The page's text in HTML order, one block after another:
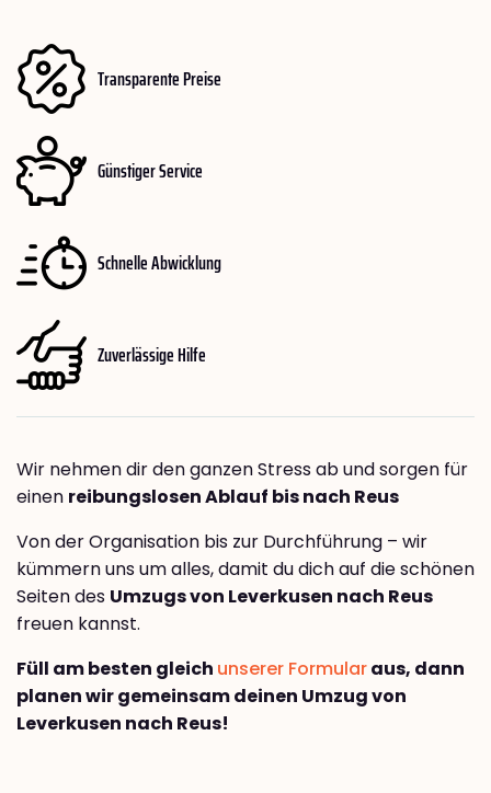
Transparente Preise
Günstiger Service
Schnelle Abwicklung
Zuverlässige Hilfe
Wir nehmen dir den ganzen Stress ab und sorgen für
einen reibungslosen Ablauf bis nach Reus
Von der Organisation bis zur Durchführung – wir
kümmern uns um alles, damit du dich auf die schönen
Seiten des Umzugs von Leverkusen nach Reus
freuen kannst.
Füll am besten gleich unserer Formularaus, dann
planen wir gemeinsam deinen Umzug von
Leverkusen nach Reus!